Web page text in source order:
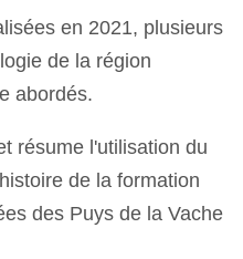
en 2021, plusieurs
de la région
abordés.
résume l'utilisation du
de la formation
des Puys de la Vache